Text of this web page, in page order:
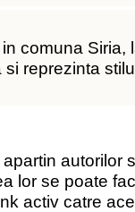
comuna Siria,
reprezinta
autorilor
lor se poate
activ catre